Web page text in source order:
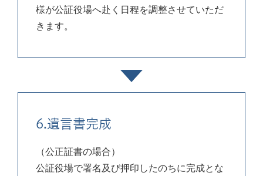
様が公証役場へ赴く日程を調整させていただ
きます。
6.遺言書完成
（公正証書の場合）
公証役場で署名及び押印したのちに完成とな